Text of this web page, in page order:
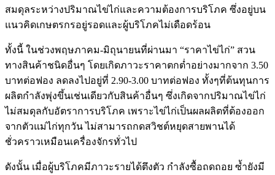
สมดุลระหว่างปริมาณไข่ไก่และความต้องการบริโภค ซึ่งอยู่บน
แนวคิดเกษตรกรอยู่รอดและผู้บริโภคไม่เดือดร้อน
ทั้งนี้ ในช่วงพฤษภาคม-มิถุนายนที่ผ่านมา “ราคาไข่ไก่” สวน
ทางสินค้าชนิดอื่นๆ โดยเกิดภาวะราคาตกต่ำอย่างมากจาก 3.50
บาทต่อฟอง ลดลงไปอยู่ที่ 2.90-3.00 บาทต่อฟอง ทั้งๆที่ต้นทุนการ
ผลิตกำลังพุ่งขึ้นเช่นเดียวกับสินค้าอื่นๆ ซึ่งเกิดจากปริมาณไข่ไก่
ไม่สมดุลกับอัตราการบริโภค เพราะไข่ไก่เป็นผลผลิตที่ต้องออก
จากตัวแม่ไก่ทุกวัน ไม่สามารถกดสวิชต์หยุดสายพานได้
ชั่วคราวเหมือนเครื่องจักรทั่วไป
ดังนั้น เมื่อผู้บริโภคมีภาวะรายได้ตึงตัว กำลังซื้อถดถอย ซ้ำยังมี